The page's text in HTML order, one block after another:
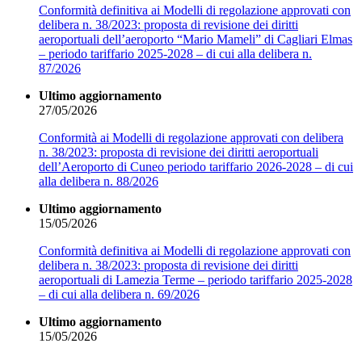
Conformità definitiva ai Modelli di regolazione approvati con
delibera n. 38/2023: proposta di revisione dei diritti
aeroportuali dell’aeroporto “Mario Mameli” di Cagliari Elmas
– periodo tariffario 2025-2028 – di cui alla delibera n.
87/2026
Ultimo aggiornamento
27/05/2026
Conformità ai Modelli di regolazione approvati con delibera
n. 38/2023: proposta di revisione dei diritti aeroportuali
dell’Aeroporto di Cuneo periodo tariffario 2026-2028 – di cui
alla delibera n. 88/2026
Ultimo aggiornamento
15/05/2026
Conformità definitiva ai Modelli di regolazione approvati con
delibera n. 38/2023: proposta di revisione dei diritti
aeroportuali di Lamezia Terme – periodo tariffario 2025-2028
– di cui alla delibera n. 69/2026
Ultimo aggiornamento
15/05/2026